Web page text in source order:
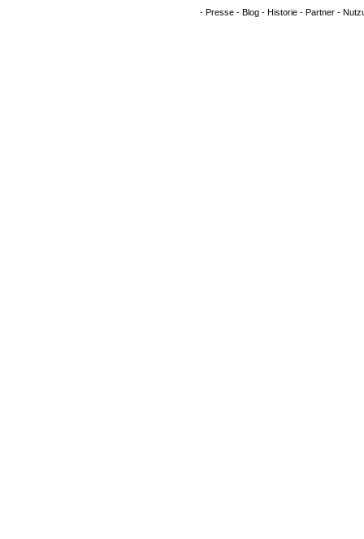
- Presse- Blog- Historie- Partner-